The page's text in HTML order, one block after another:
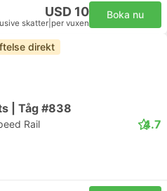
USD 10
skatter per vuxen
Boka nu
direkt
| Tåg #838
Rail 4.7